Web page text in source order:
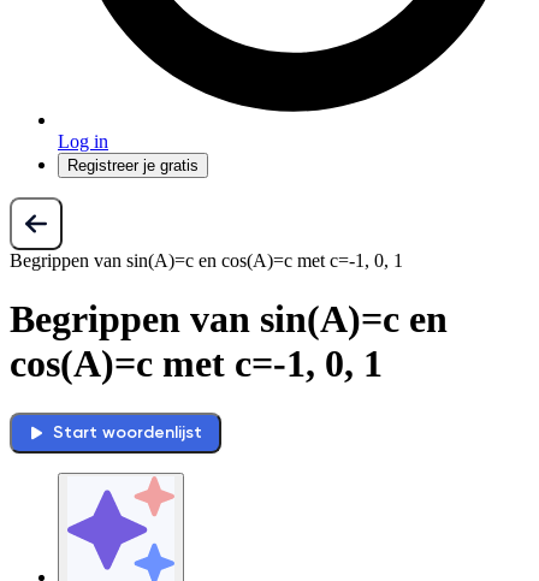
Log in
Registreer je gratis
Begrippen van sin(A)=c en cos(A)=c met c=-1, 0, 1
Begrippen van sin(A)=c en
cos(A)=c met c=-1, 0, 1
Start woordenlijst